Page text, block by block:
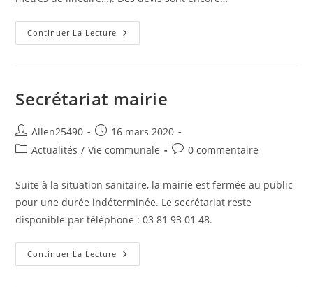
Continuer La Lecture Nos
Agents
Secrétariat mairie
Auteur/autrice
de
Allen25490
Publication
publiée :
16 mars 2020
PostActualités / Vie communale
Commentaires
la
publication :
0 commentaire
Suite à la situation sanitaire, la mairie est fermée au public
pour une durée indéterminée. Le secrétariat reste
disponible par téléphone : 03 81 93 01 48.
Continuer La Lecture Secrétariat
Mairie